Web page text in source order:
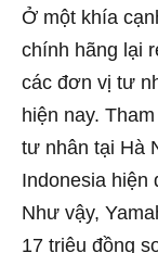
Ở một khía
chính hãng lại
các đơn vị tư
hiện nay.
tư nhân tại Hà
Indonesia hiện
Như vậy,
17 triệu đồng